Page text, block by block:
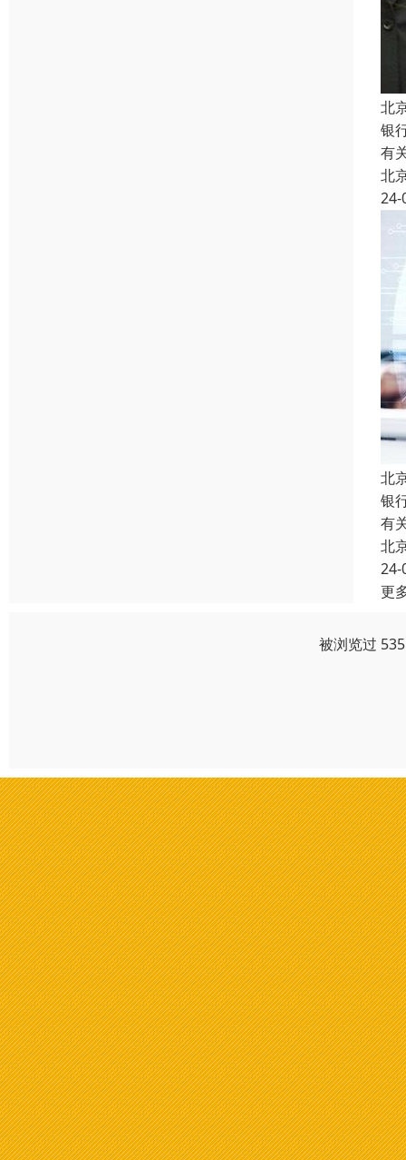
北
银
有
北
24-
北
银
有
北
24-
更
被浏览过